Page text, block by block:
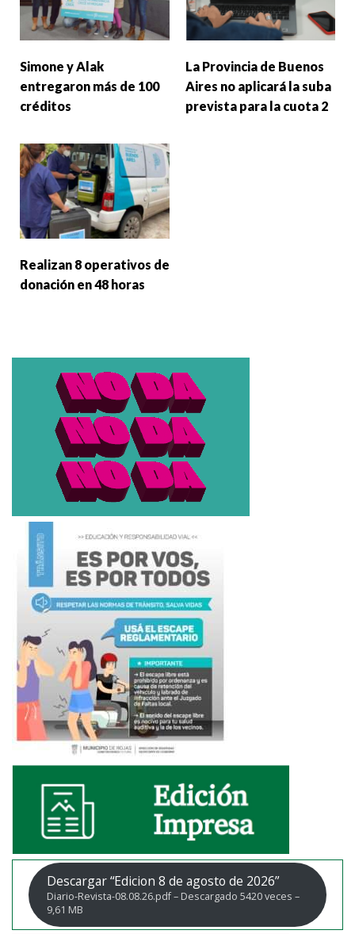
Simone y Alak
entregaron más de 100
créditos
La Provincia de Buenos
Aires no aplicará la suba
prevista para la cuota 2
Realizan 8 operativos de
donación en 48 horas
Descargar “Edicion 8 de agosto de 2026”
Diario-Revista-08.08.26.pdf – Descargado 5420 veces –
9,61 MB